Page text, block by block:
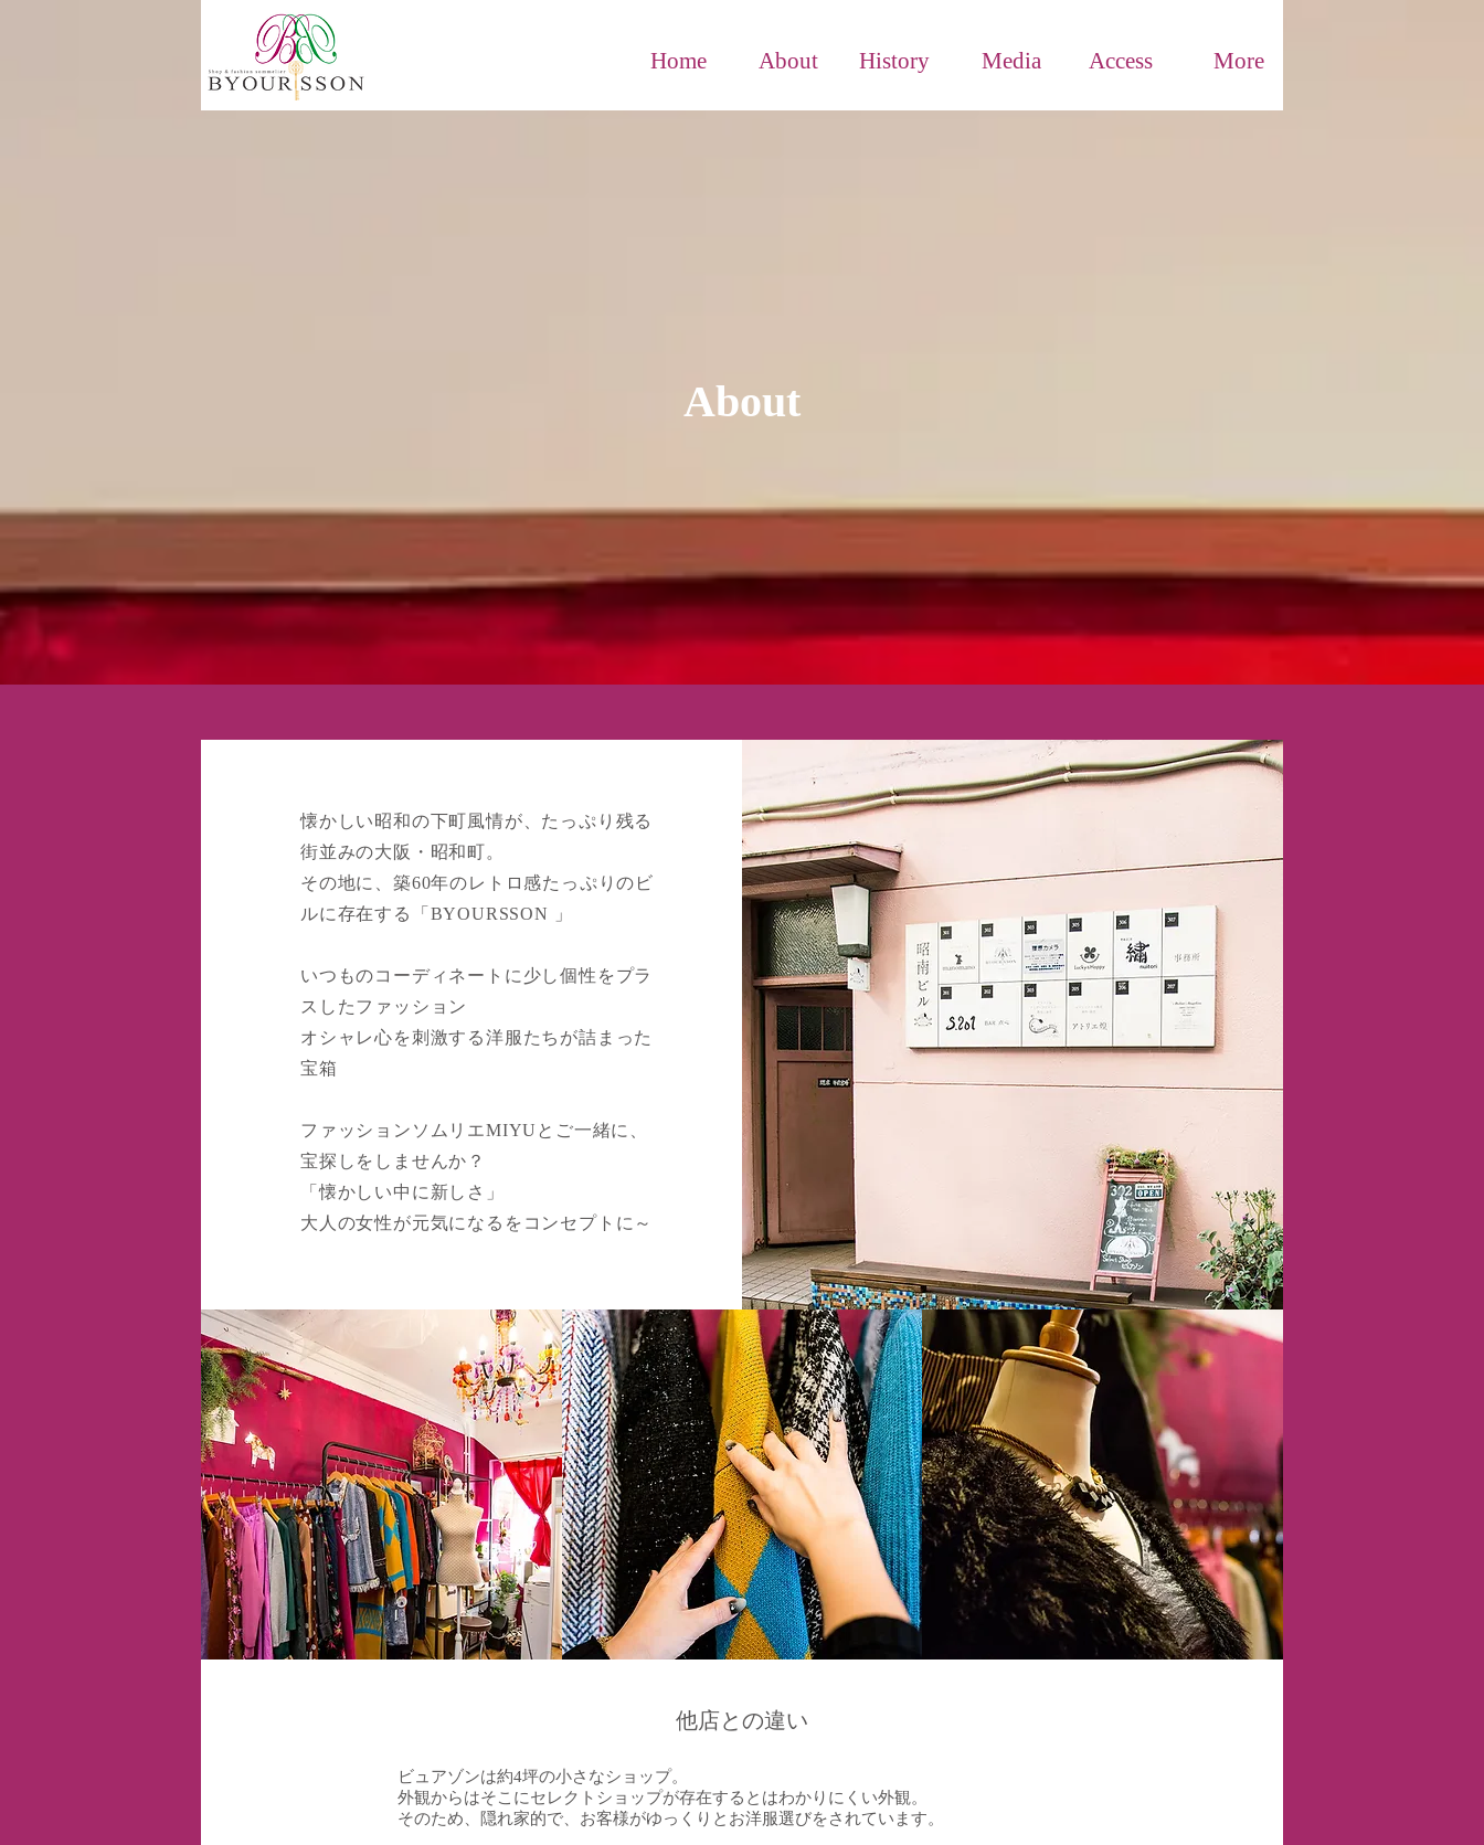
About
懐かしい昭和の下町風情が、たっぷり残る
街並みの大阪・昭和町。
その地に、築60年のレトロ感たっぷりの ビ
ルに存在する「BYOURSSON 」
いつものコーディネートに少し個性を プラ
スしたファッション
オシャレ心を刺激する洋服たちが詰まった
宝箱
ファッションソムリエMIYUとご一緒に、
宝探しをしませんか？
「懐かしい中に新しさ」
大人の女性が元気になるをコンセプトに～
他店との違い
ビュアゾンは約4坪の小さなショップ。
外観からはそこにセレクトショップが存在するとはわかりにくい外観。
そのため、隠れ家的で、お客様がゆっくりとお洋服選びをされています。
Home About History Media Access More